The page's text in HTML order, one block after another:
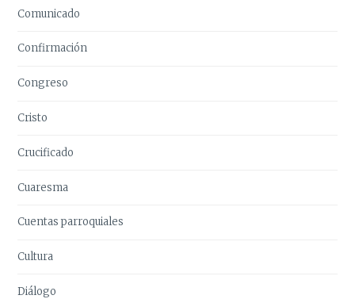
Comunicado
Confirmación
Congreso
Cristo
Crucificado
Cuaresma
Cuentas parroquiales
Cultura
Diálogo